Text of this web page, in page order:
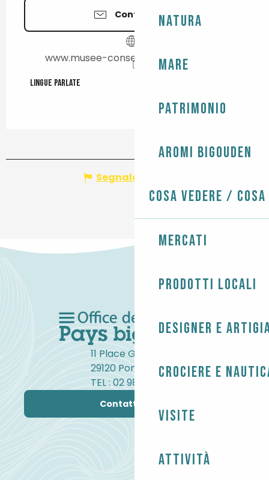
Natura
Mare
Patrimonio
Aromi Bigouden
Cosa vedere /
Mercati
Prodotti locali
Designer e
Crociere e
Visite
Attività
Contattateci
www.musee-conserverie-loctudy.bzh
Lingue parlate
Lingue parlate
Segnala un errore
11 Place Gambetta
29120 Pont-l'Abbé
TEL : 02 98 82 37 99
Contattateci